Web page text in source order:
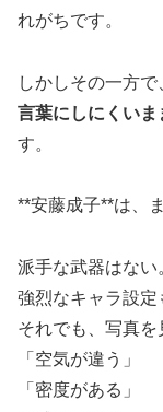
れがちです。
しかしその一方で
言葉にしにくいま
す。
**安藤成子**は、
派手な武器はない
強烈なキャラ設定
それでも、写真を
「空気が違う」
「密度がある」